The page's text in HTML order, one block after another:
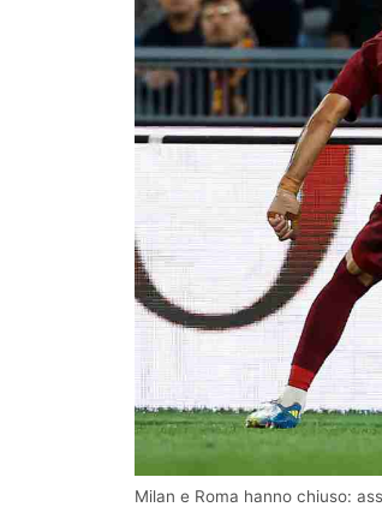
Milan e Roma hanno chiuso: